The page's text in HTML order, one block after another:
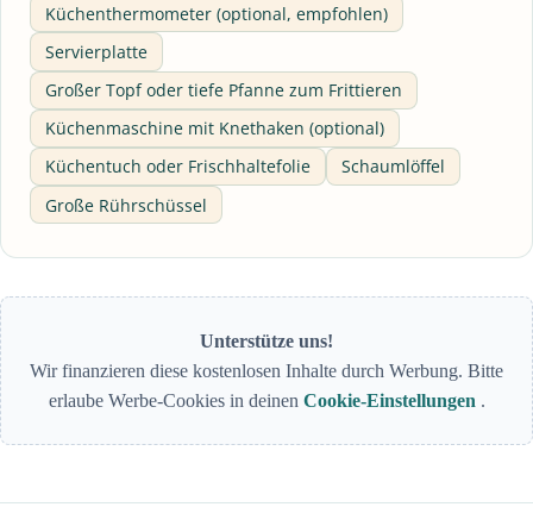
Küchenthermometer (optional, empfohlen)
Servierplatte
Großer Topf oder tiefe Pfanne zum Frittieren
Küchenmaschine mit Knethaken (optional)
Küchentuch oder Frischhaltefolie
Schaumlöffel
Große Rührschüssel
Unterstütze uns!
Wir finanzieren diese kostenlosen Inhalte durch Werbung. Bitte
erlaube Werbe-Cookies in deinen Cookie-Einstellungen .